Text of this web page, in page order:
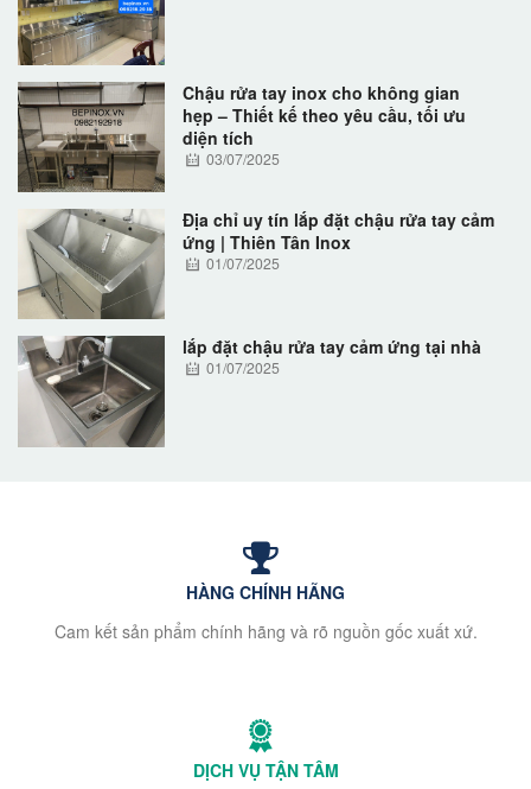
Chậu rửa tay inox cho không gian
hẹp – Thiết kế theo yêu cầu, tối ưu
diện tích
03/07/2025
Địa chỉ uy tín lắp đặt chậu rửa tay cảm
ứng | Thiên Tân Inox
01/07/2025
lắp đặt chậu rửa tay cảm ứng tại nhà
01/07/2025
HÀNG CHÍNH HÃNG
Cam kết sản phẩm chính hãng và rõ nguồn gốc xuất xứ.
DỊCH VỤ TẬN TÂM